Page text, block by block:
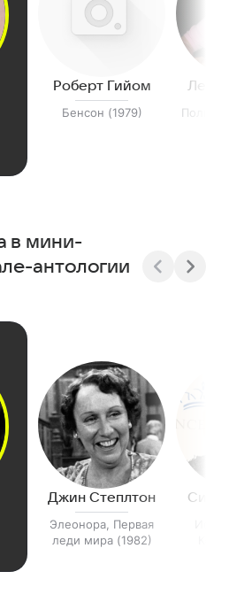
Роберт Гийом
Бенсон (1979)
в мини-
антологии
Джин Степлтон
Элеонора, Первая
леди мира (1982)